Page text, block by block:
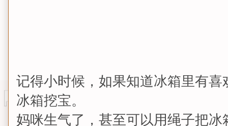
记得小时候，如果知道冰箱里有
冰箱挖宝。
妈咪生气了，甚至可以用绳子把冰